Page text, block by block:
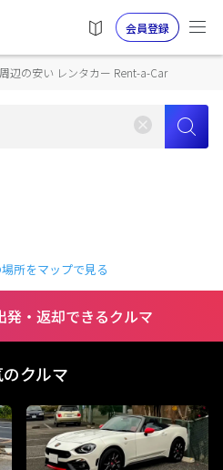
会員登録
辺の安い レンタカー Rent-a-Car
所をマップで見る
発・返却できるクルマ
クルマ